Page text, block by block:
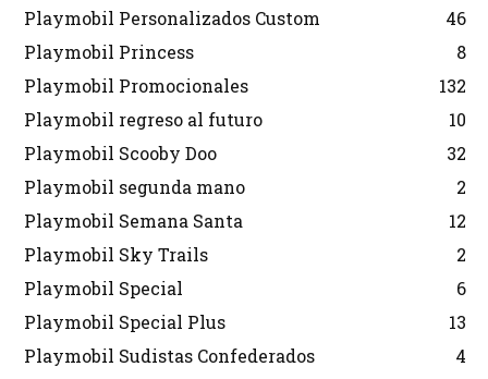
Playmobil Personalizados Custom
46
Playmobil Princess
8
Playmobil Promocionales
132
Playmobil regreso al futuro
10
Playmobil Scooby Doo
32
Playmobil segunda mano
2
Playmobil Semana Santa
12
Playmobil Sky Trails
2
Playmobil Special
6
Playmobil Special Plus
13
Playmobil Sudistas Confederados
4